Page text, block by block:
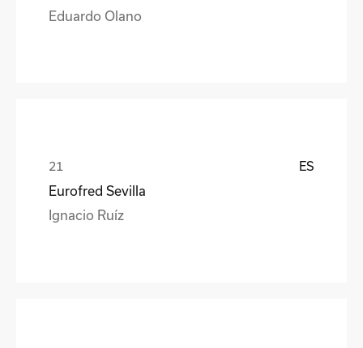
Eduardo Olano
ES
Eurofred Sevilla
Ignacio Ruíz